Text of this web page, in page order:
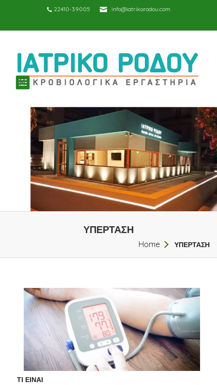
22410-39005 info@iatrikorodou.com
TOGGLE
NAVIGATION
ΥΠΕΡΤΑΣΗ
Home ΥΠΕΡΤΑΣΗ
ΤΙ ΕΙΝΑΙ